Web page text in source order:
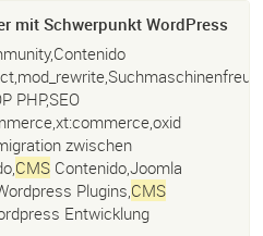
mit Schwerpunkt WordPress
PHP,SEO
zwischen
CMS Contenido,Joomla
Plugins, CMS
Entwicklung